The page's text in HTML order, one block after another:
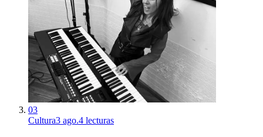
03
Cultura3 ago.4 lecturas